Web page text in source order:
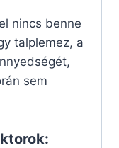
nincs benne
talplemez, a
sem